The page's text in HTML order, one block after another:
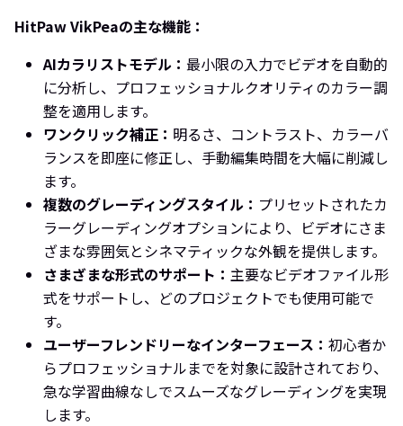
HitPaw VikPeaの主な機能：
AIカラリストモデル： 最小限の入力でビデオを自動的
に分析し、プロフェッショナルクオリティのカラー調
整を適用します。
ワンクリック補正： 明るさ、コントラスト、カラーバ
ランスを即座に修正し、手動編集時間を大幅に削減し
ます。
複数のグレーディングスタイル： プリセットされたカ
ラーグレーディングオプションにより、ビデオにさま
ざまな雰囲気とシネマティックな外観を提供します。
さまざまな形式のサポート： 主要なビデオファイル形
式をサポートし、どのプロジェクトでも使用可能で
す。
ユーザーフレンドリーなインターフェース： 初心者か
らプロフェッショナルまでを対象に設計されており、
急な学習曲線なしでスムーズなグレーディングを実現
します。